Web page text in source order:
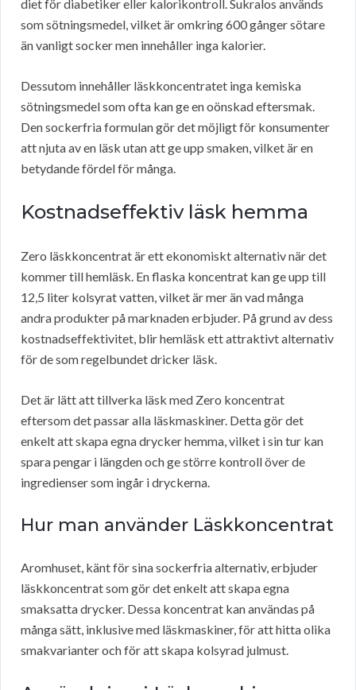
diet för diabetiker eller kalorikontroll. Sukralos används
som sötningsmedel, vilket är omkring 600 gånger sötare
än vanligt socker men innehåller inga kalorier.
Dessutom innehåller läskkoncentratet inga kemiska
sötningsmedel som ofta kan ge en oönskad eftersmak.
Den sockerfria formulan gör det möjligt för konsumenter
att njuta av en läsk utan att ge upp smaken, vilket är en
betydande fördel för många.
Kostnadseffektiv läsk hemma
Zero läskkoncentrat är ett ekonomiskt alternativ när det
kommer till hemläsk. En flaska koncentrat kan ge upp till
12,5 liter kolsyrat vatten, vilket är mer än vad många
andra produkter på marknaden erbjuder. På grund av dess
kostnadseffektivitet, blir hemläsk ett attraktivt alternativ
för de som regelbundet dricker läsk.
Det är lätt att tillverka läsk med Zero koncentrat
eftersom det passar alla läskmaskiner. Detta gör det
enkelt att skapa egna drycker hemma, vilket i sin tur kan
spara pengar i längden och ge större kontroll över de
ingredienser som ingår i dryckerna.
Hur man använder Läskkoncentrat
Aromhuset, känt för sina sockerfria alternativ, erbjuder
läskkoncentrat som gör det enkelt att skapa egna
smaksatta drycker. Dessa koncentrat kan användas på
många sätt, inklusive med läskmaskiner, för att hitta olika
smakvarianter och för att skapa kolsyrad julmust.